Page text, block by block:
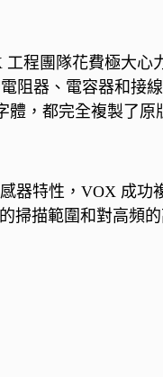
程團隊花費極大
器、電容器和接
，都完全複製了原
器特性，VOX 成
掃描範圍和對高頻